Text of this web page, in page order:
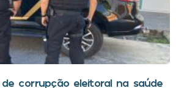
corrupção eleitoral na saúde